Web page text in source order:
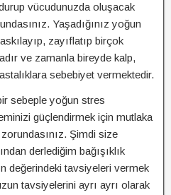
vücudunuzda oluşacak
Yaşadığınız yoğun
zayıflatıp birçok
ve zamanla bireyde kalp,
sebebiyet vermektedir.
sebeple yoğun stres
güçlendirmek için mutlaka
Şimdi size
derlediğim bağışıklık
değerindeki tavsiyeleri vermek
tavsiyelerini ayrı ayrı olarak